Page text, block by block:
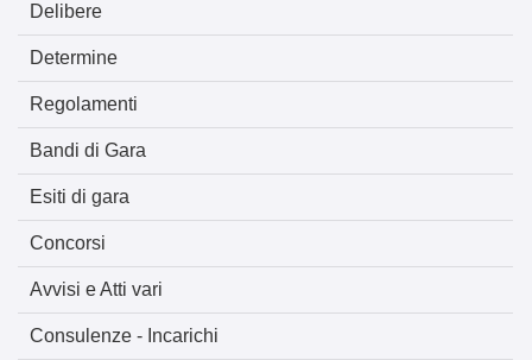
Delibere
Determine
Regolamenti
Bandi di Gara
Esiti di gara
Concorsi
Avvisi e Atti vari
Consulenze - Incarichi